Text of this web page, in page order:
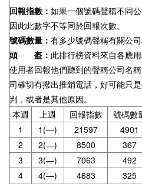
回報指數： 如果一個號碼聲稱不同
因此此數字不等同於回報次數。
號碼數量： 有多少號碼聲稱有關公司
頭 盔： 此排行榜資料來自各應
使用者回報他們聽到的聲稱公司名
司確切有撥出推銷電話，好可能只
判，或者是其他原因。
本週
上週 回報指數 號碼數
1
1(—) 21597 4901
2
2(—) 8500 367
3
3(—) 7063 492
4
4(—) 4683 325